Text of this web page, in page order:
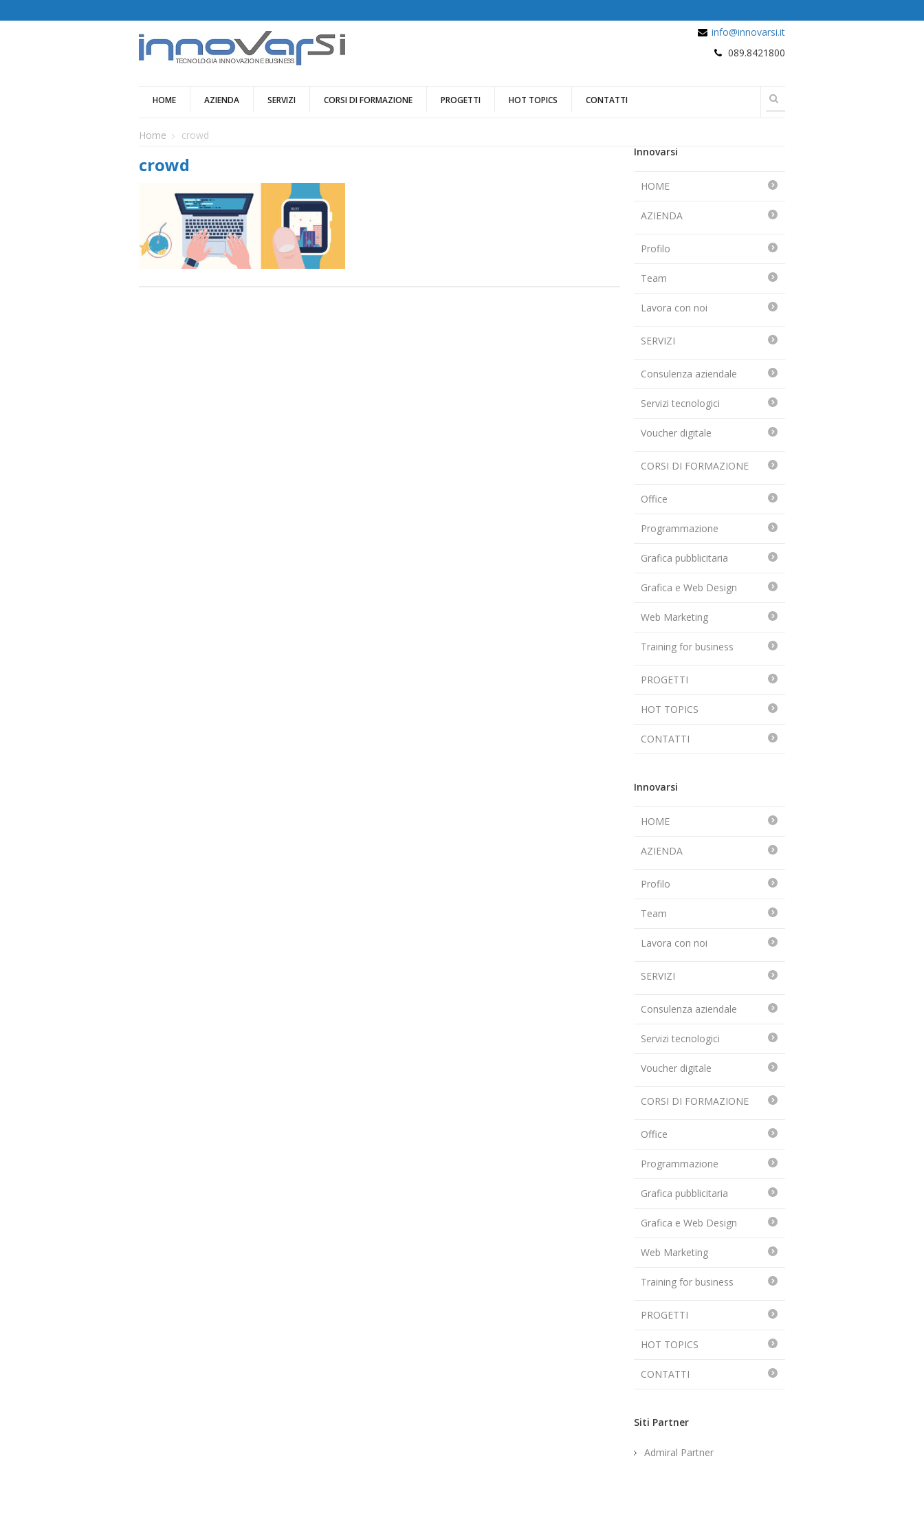
info@innovarsi.it
089.8421800
HOME AZIENDA SERVIZI CORSI DI FORMAZIONE PROGETTI HOT TOPICS CONTATTI
Home crowd
crowd
Innovarsi
HOME
AZIENDA
Profilo
Team
Lavora con noi
SERVIZI
Consulenza aziendale
Servizi tecnologici
Voucher digitale
CORSI DI FORMAZIONE
Office
Programmazione
Grafica pubblicitaria
Grafica e Web Design
Web Marketing
Training for business
PROGETTI
HOT TOPICS
CONTATTI
Innovarsi
HOME
AZIENDA
Profilo
Team
Lavora con noi
SERVIZI
Consulenza aziendale
Servizi tecnologici
Voucher digitale
CORSI DI FORMAZIONE
Office
Programmazione
Grafica pubblicitaria
Grafica e Web Design
Web Marketing
Training for business
PROGETTI
HOT TOPICS
CONTATTI
Siti Partner
Admiral Partner